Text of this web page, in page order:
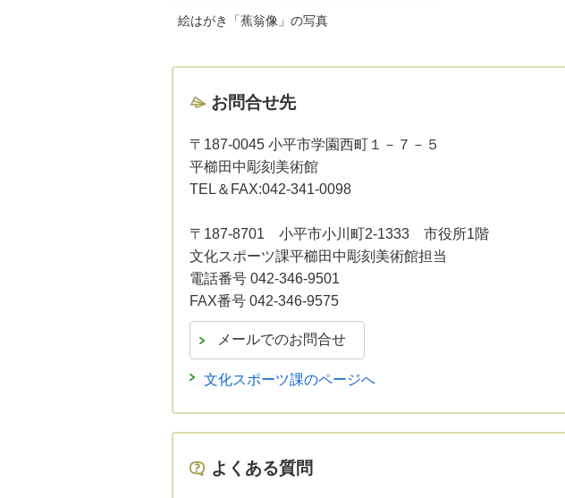
絵はがき「蕉翁像」の写真
お問合せ先
〒187-0045 小平市学園西町１－７－５
平櫛田中彫刻美術館
TEL＆FAX:042-341-0098
〒187-8701 小平市小川町2-1333 市役所1階
文化スポーツ課平櫛田中彫刻美術館担当
電話番号 042-346-9501
FAX番号 042-346-9575
文化スポーツ課のページへ
よくある質問